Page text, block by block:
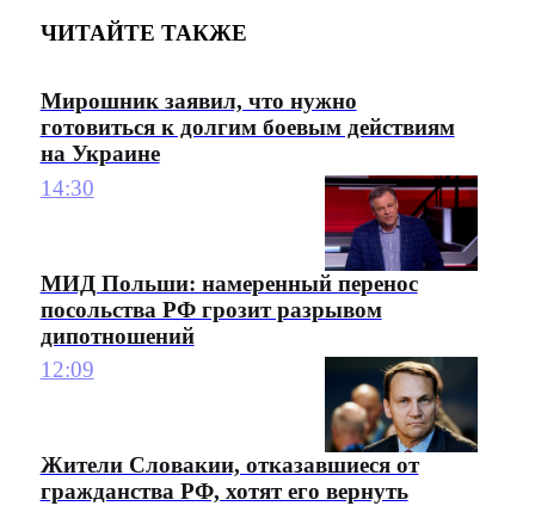
ЧИТАЙТЕ ТАКЖЕ
Мирошник заявил, что нужно
готовиться к долгим боевым действиям
на Украине
14:30
МИД Польши: намеренный перенос
посольства РФ грозит разрывом
дипотношений
12:09
Жители Словакии, отказавшиеся от
гражданства РФ, хотят его вернуть